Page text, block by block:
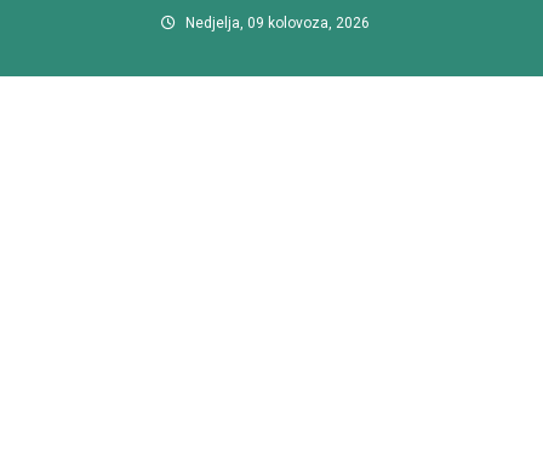
sadržaj
Nedjelja, 09 kolovoza, 2026